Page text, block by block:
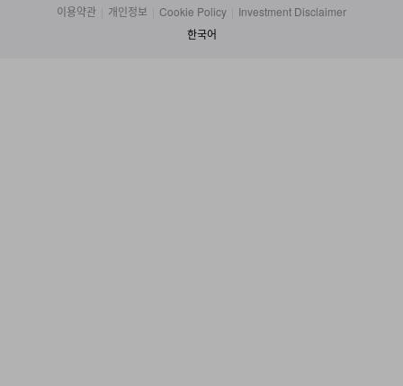
이용약관
개인정보 Cookie Policy
Investment Disclaimer
한국어